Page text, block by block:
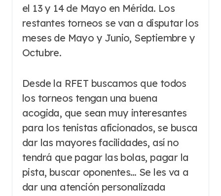
el 13 y 14 de Mayo en Mérida. Los
restantes torneos se van a disputar los
meses de Mayo y Junio, Septiembre y
Octubre.
Desde la RFET buscamos que todos
los torneos tengan una buena
acogida, que sean muy interesantes
para los tenistas aficionados, se busca
dar las mayores facilidades, así no
tendrá que pagar las bolas, pagar la
pista, buscar oponentes… Se les va a
dar una atención personalizada